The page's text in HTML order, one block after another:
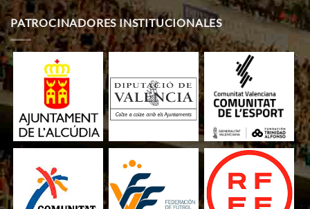
PATROCINADORES INSTITUCIONALES